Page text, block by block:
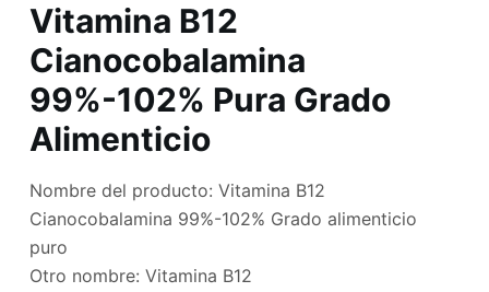
Vitamina B12
Cianocobalamina
99%-102% Pura Grado
Alimenticio
Nombre del producto: Vitamina B12
Cianocobalamina 99%-102% Grado alimenticio
puro
Otro nombre: Vitamina B12